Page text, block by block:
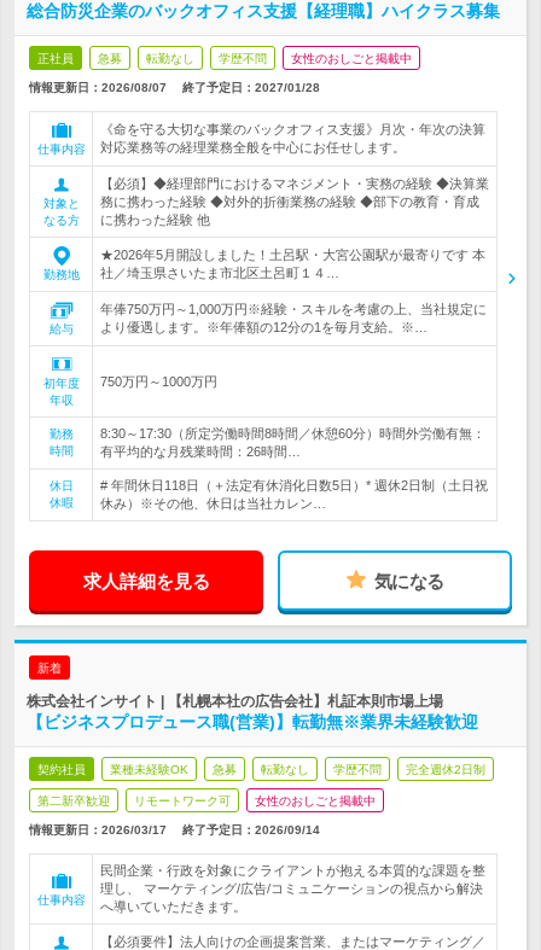
総合防災企業のバックオフィス支援【経理職】ハイクラス募集
正社員 急募 転勤なし 学歴不問 女性のおしごと掲載中
情報更新日：2026/08/07 終了予定日： 2027/01/28
仕事内容
《命を守る大切な事業のバックオフィス支援》月次・年次の決算
対応業務等の経理業務全般を中心にお任せします。
対象と
なる方
【必須】◆経理部門におけるマネジメント・実務の経験 ◆決算業
務に携わった経験 ◆対外的折衝業務の経験 ◆部下の教育・育成
に携わった経験 他
勤務地
★2026年5月開設しました！土呂駅・大宮公園駅が最寄りです 本
社／埼玉県さいたま市北区土呂町１４…
給与
年俸750万円～1,000万円※経験・スキルを考慮の上、当社規定に
より優遇します。※年俸額の12分の1を毎月支給。※…
初年度
年収
750万円～1000万円
勤務
時間
8:30～17:30（所定労働時間8時間／休憩60分）時間外労働有無：
有平均的な月残業時間：26時間…
休日
休暇
# 年間休日118日（＋法定有休消化日数5日）* 週休2日制（土日祝
休み）※その他、休日は当社カレン…
求人詳細を見る 気になる
新着
株式会社インサイト | 【札幌本社の広告会社】札証本則市場上場
【ビジネスプロデュース職(営業)】転勤無※業界未経験歓迎
契約社員 業種未経験OK 急募 転勤なし 学歴不問 完全週休2日制
第二新卒歓迎 リモートワーク可 女性のおしごと掲載中
情報更新日：2026/03/17 終了予定日： 2026/09/14
仕事内容
民間企業・行政を対象にクライアントが抱える本質的な課題を整
理し、 マーケティング/広告/コミュニケーションの視点から解決
へ導いていただきます。
【必須要件】法人向けの企画提案営業、またはマーケティング／